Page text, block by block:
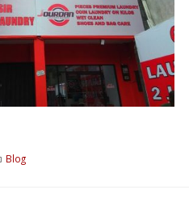
Blog